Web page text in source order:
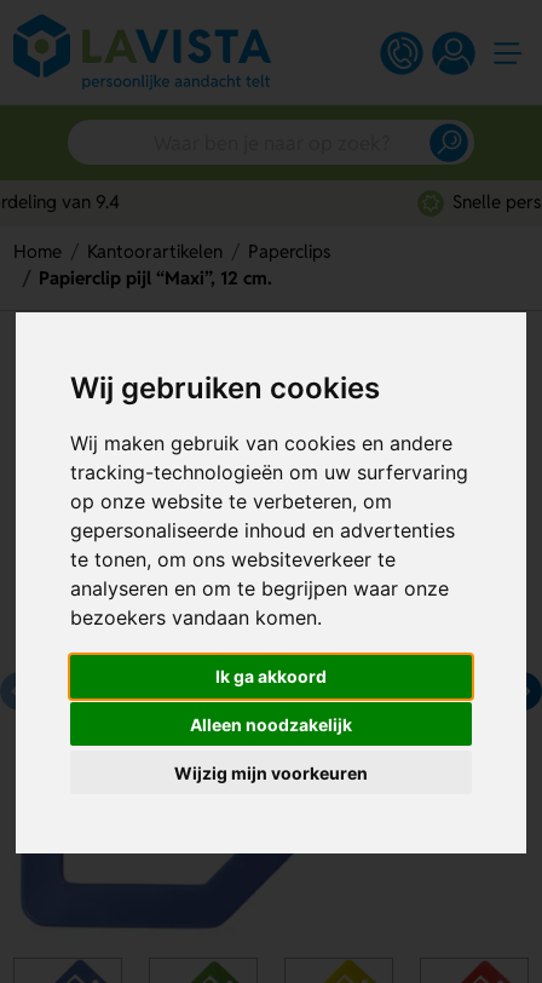
Wij gebruiken cookies
Wij maken gebruik van cookies en andere
tracking-technologieën om uw surfervaring
op onze website te verbeteren, om
gepersonaliseerde inhoud en advertenties
te tonen, om ons websiteverkeer te
analyseren en om te begrijpen waar onze
bezoekers vandaan komen.
Ik ga akkoord
Alleen noodzakelijk
Wijzig mijn voorkeuren
Home Kantoorartikelen
Paperclips
Papierclip pijl “Maxi”, 12 cm.
Artikelnummer:44981